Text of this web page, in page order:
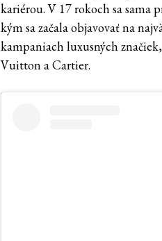
kariérou. V 17 rokoch sa sama
kým sa začala objavovať na
kampaniach luxusných
Vuitton a Cartier.